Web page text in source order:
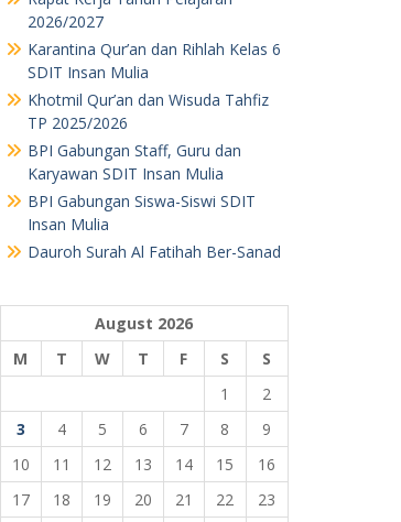
2026/2027
Karantina Qur’an dan Rihlah Kelas 6
SDIT Insan Mulia
Khotmil Qur’an dan Wisuda Tahfiz
TP 2025/2026
BPI Gabungan Staff, Guru dan
Karyawan SDIT Insan Mulia
BPI Gabungan Siswa-Siswi SDIT
Insan Mulia
Dauroh Surah Al Fatihah Ber-Sanad
August 2026
M
T W T F S
S
1
2
3
4 5 6 7 8
9
10
11 12 13 14 15
16
17
18 19 20 21 22
23